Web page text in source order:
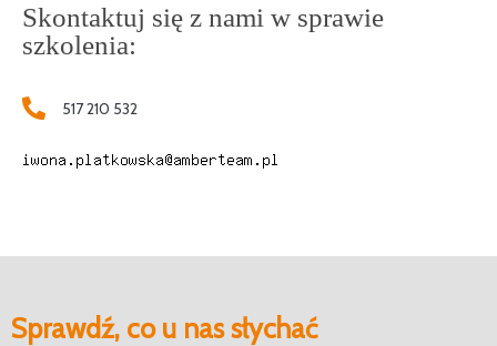
Skontaktuj się z nami w sprawie
szkolenia:
517 210 532
Sprawdź, co u nas słychać